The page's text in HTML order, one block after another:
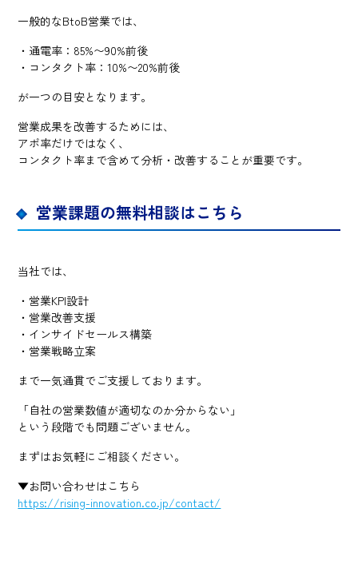
一般的なBtoB営業では、
・通電率：85%〜90%前後
・コンタクト率：10%〜20%前後
が一つの目安となります。
営業成果を改善するためには、
アポ率だけではなく、
コンタクト率まで含めて分析・改善することが重要です。
営業課題の無料相談はこちら
当社では、
・営業KPI設計
・営業改善支援
・インサイドセールス構築
・営業戦略立案
まで一気通貫でご支援しております。
「自社の営業数値が適切なのか分からない」
という段階でも問題ございません。
まずはお気軽にご相談ください。
▼お問い合わせはこちら
https://rising-innovation.co.jp/contact/